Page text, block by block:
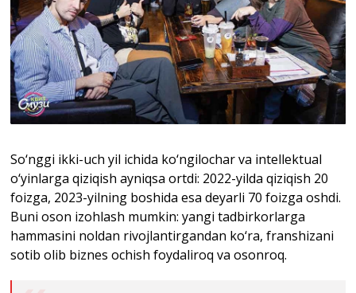
So‘nggi ikki-uch yil ichida ko‘ngilochar va intellektual
o‘yinlarga qiziqish ayniqsa ortdi: 2022-yilda qiziqish 20
foizga, 2023-yilning boshida esa deyarli 70 foizga oshdi.
Buni oson izohlash mumkin: yangi tadbirkorlarga
hammasini noldan rivojlantirgandan ko‘ra, franshizani
sotib olib biznes ochish foydaliroq va osonroq.